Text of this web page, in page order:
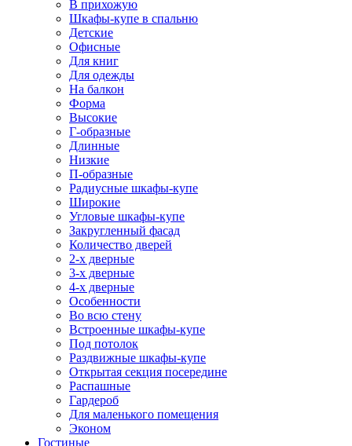
В прихожую
Шкафы-купе в спальню
Детские
Офисные
Для книг
Для одежды
На балкон
Форма
Высокие
Г-образные
Длинные
Низкие
П-образные
Радиусные шкафы-купе
Широкие
Угловые шкафы-купе
Закругленный фасад
Количество дверей
2-х дверные
3-х дверные
4-х дверные
Особенности
Во всю стену
Встроенные шкафы-купе
Под потолок
Раздвижные шкафы-купе
Открытая секция посередине
Распашные
Гардероб
Для маленького помещения
Эконом
Гостиные